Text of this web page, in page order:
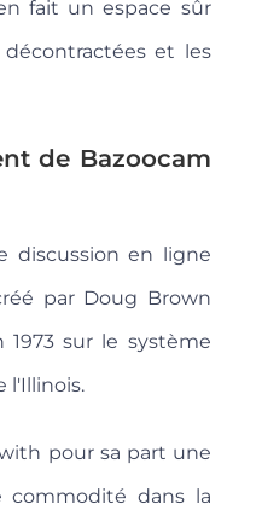
fait un espace sûr
et les
de Bazoocam
discussion en ligne
par Doug Brown
sur le système
l'Illinois.
pour sa part une
commodité dans la